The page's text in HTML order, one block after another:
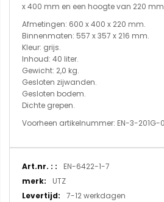
x 400 mm en een hoogte van 220
Afmetingen: 600 x 400 x 220 mm.
Binnenmaten: 557 x 357 x 216 mm.
Kleur: grijs.
Inhoud: 40 liter.
Gewicht: 2,0 kg.
Gesloten zijwanden.
Gesloten bodem.
Dichte grepen.
Voorheen artikelnummer: EN-3-201G-
Meer
informatie
EN-6422-1-7
UTZ
7-12 werkdagen